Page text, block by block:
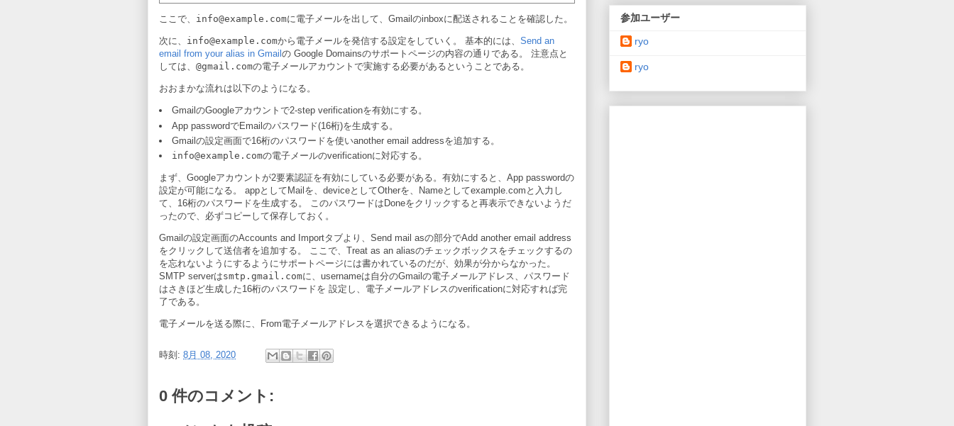
ここで、 info@example.comに電子メールを出して、Gmailのinboxに配送されることを確認した。
次に、 info@example.comから電子メールを発信する設定をしていく。 基本的には、 Send an
email from your alias in Gmail の Google Domainsのサポートページの内容の通りである。 注意点と
しては、 @gmail.comの電子メールアカウントで実施する必要があるということである。
おおまかな流れは以下のようになる。
GmailのGoogleアカウントで2-step verificationを有効にする。
App passwordでEmailのパスワード(16桁)を生成する。
Gmailの設定画面で16桁のパスワードを使いanother email addressを追加する。
info@example.comの電子メールのverificationに対応する。
まず、Googleアカウントが2要素認証を有効にしている必要がある。有効にすると、App passwordの
設定が可能になる。 appとしてMailを、deviceとしてOtherを、Nameとしてexample.comと入力し
て、16桁のパスワードを生成する。 このパスワードはDoneをクリックすると再表示できないようだ
ったので、必ずコピーして保存しておく。
Gmailの設定画面のAccounts and Importタブより、Send mail asの部分でAdd another email address
をクリックして送信者を追加する。 ここで、Treat as an aliasのチェックボックスをチェックするの
を忘れないようにするようにサポートページには書かれているのだが、効果が分からなかった。
SMTP serverはsmtp.gmail.comに、usernameは自分のGmailの電子メールアドレス、パスワード
はさきほど生成した16桁のパスワードを 設定し、電子メールアドレスのverificationに対応すれば完
了である。
電子メールを送る際に、From電子メールアドレスを選択できるようになる。
時刻: 8月 08, 2020
0 件のコメント:
参加ユーザー
ryo
ryo